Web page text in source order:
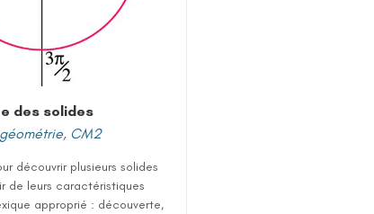
des solides
, CM2
découvrir plusieurs solides
de leurs caractéristiques
approprié : découverte,